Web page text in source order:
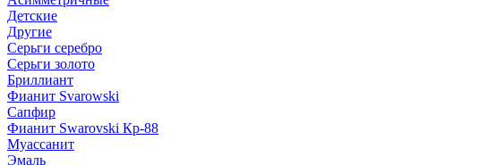
Детские
Другие
Серьги серебро
Серьги золото
Бриллиант
Фианит Svarowski
Сапфир
Фианит Swarovski Кр-88
Муассанит
Эмаль